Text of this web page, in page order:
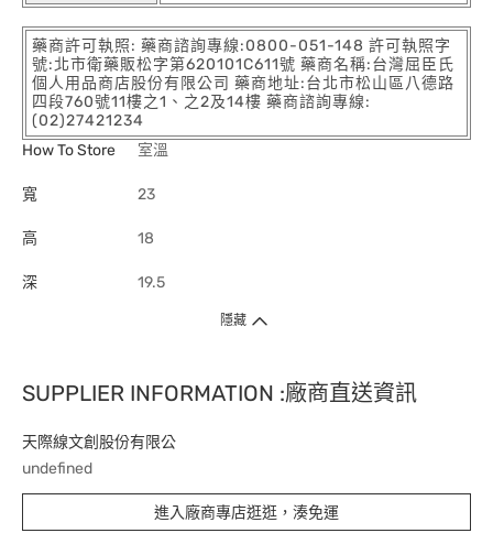
藥商許可執照: 藥商諮詢專線:0800-051-148 許可執照字
號:北市衛藥販松字第620101C611號 藥商名稱:台灣屈臣氏
個人用品商店股份有限公司 藥商地址:台北市松山區八德路
四段760號11樓之1、之2及14樓 藥商諮詢專線:
(02)27421234
How To Store
室溫
寬 23
高 18
深 19.5
隱藏
SUPPLIER INFORMATION :廠商直送資訊
天際線文創股份有限公
undefined
進入廠商專店逛逛，湊免運